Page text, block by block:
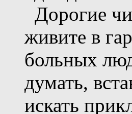
Дорогие
живите в
больных
думать,
искать